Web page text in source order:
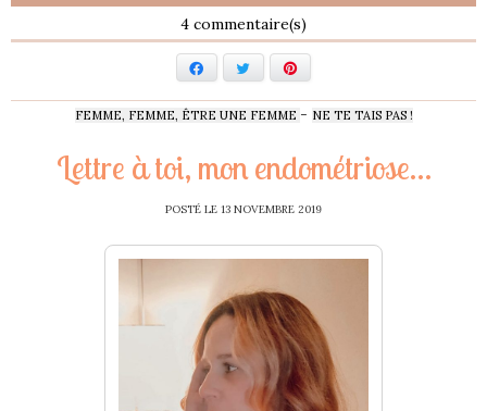
4
FacebookTwitter
FEMME, FEMME, ÊTRE UNE FEMME - NE TE TAIS PAS !
Lettre à toi, mon endométriose…
POSTÉ LE 13 NOVEMBRE 2019